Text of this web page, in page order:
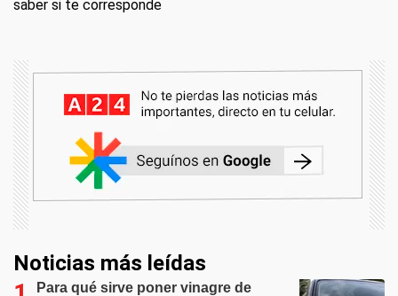
saber si te corresponde
Noticias más leídas
Para qué sirve poner vinagre de